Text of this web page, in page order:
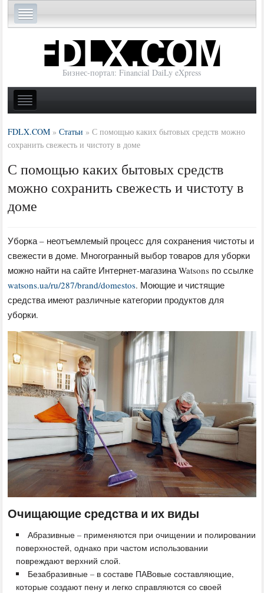
Бизнес-портал: Financial DaiLy eXpress
FDLX.COM »Статьи »С помощью каких бытовых средств можно
сохранить свежесть и чистоту в доме
С помощью каких бытовых средств
можно сохранить свежесть и чистоту в
доме
Уборка – неотъемлемый процесс для сохранения чистоты и
свежести в доме. Многогранный выбор товаров для уборки
можно найти на сайте Интернет-магазина Watsons по ссылке
watsons.ua/ru/287/brand/domestos. Моющие и чистящие
средства имеют различные категории продуктов для
уборки.
Очищающие средства и их виды
Абразивные – применяются при очищении и полировании
поверхностей, однако при частом использовании
повреждают верхний слой.
Безабразивные – в составе ПАВовые составляющие,
которые создают пену и легко справляются со своей